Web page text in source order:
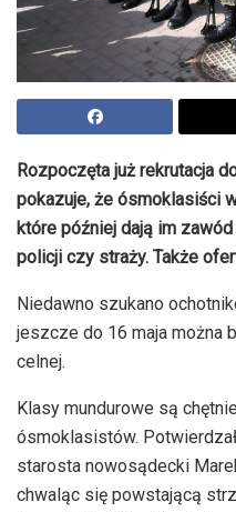
Rozpoczęta już rekrutacja
pokazuje, że ósmoklasiści
które później dają im
policji czy straży. Także
Niedawno szukano
jeszcze do 16 maja można
celnej.
Klasy mundurowe są
ósmoklasistów.
starosta nowosądecki
chwaląc się powstającą